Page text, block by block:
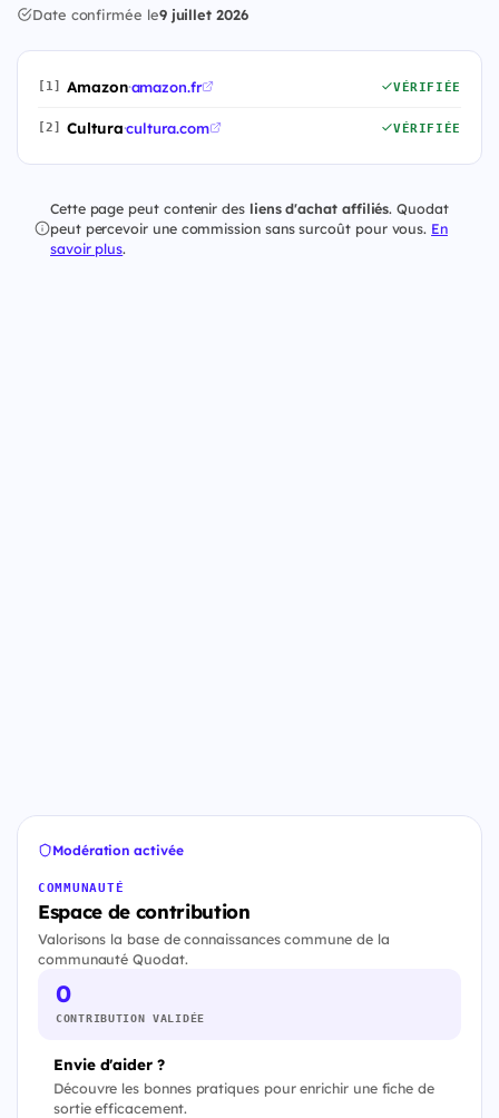
Date confirmée le9 juillet 2026
[1] Amazon·amazon.fr VÉRIFIÉE
[2] Cultura·cultura.com VÉRIFIÉE
Cette page peut contenir des liens d'achat affiliés. Quodat
peut percevoir une commission sans surcoût pour vous. En
savoir plus.
Modération activée
COMMUNAUTÉ
Espace de contribution
Valorisons la base de connaissances commune de la
communauté Quodat.
0
CONTRIBUTION VALIDÉE
Envie d'aider ?
Découvre les bonnes pratiques pour enrichir une fiche de
sortie efficacement.